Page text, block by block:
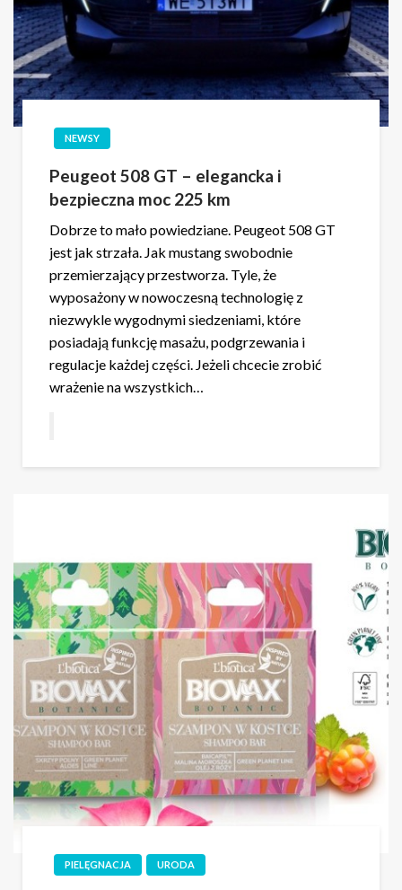
NEWSY
Peugeot 508 GT – elegancka i
bezpieczna moc 225 km
Dobrze to mało powiedziane. Peugeot 508 GT
jest jak strzała. Jak mustang swobodnie
przemierzający przestworza. Tyle, że
wyposażony w nowoczesną technologię z
niezwykle wygodnymi siedzeniami, które
posiadają funkcję masażu, podgrzewania i
regulacje każdej części. Jeżeli chcecie zrobić
wrażenie na wszystkich…
PIELĘGNACJA URODA